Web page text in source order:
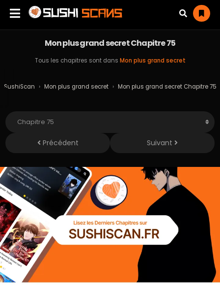
Mon plus grand secret Chapitre 75
Tous les chapitres sont dans Mon plus grand secret
SushiScan › Mon plus grand secret › Mon plus grand secret Chapitre 75
Précédent Suivant